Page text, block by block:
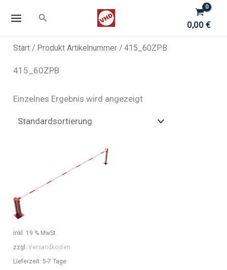
Inhalt
Suchen
0,00€
Start / Produkt Artikelnummer / 415_60ZPB
415_60ZPB
Einzelnes Ergebnis wird angezeigt
inkl. 19 % MwSt.
zzgl.Versandkosten
Lieferzeit: 5-7 Tage